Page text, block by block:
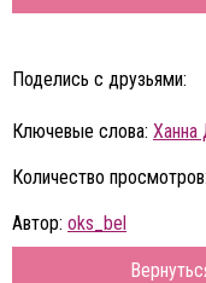
Поделись с друзьями:
Ключевые слова: Ханна
Количество
Автор: oks_bel